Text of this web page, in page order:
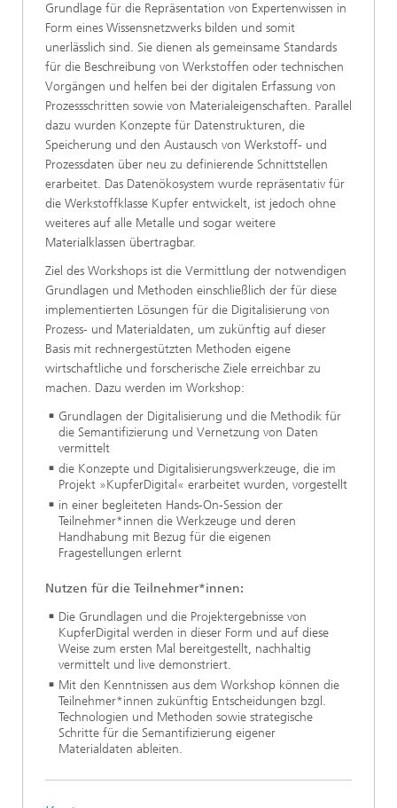
Grundlage für die Repräsentation von Expertenwissen in
Form eines Wissensnetzwerks bilden und somit
unerlässlich sind. Sie dienen als gemeinsame Standards
für die Beschreibung von Werkstoffen oder technischen
Vorgängen und helfen bei der digitalen Erfassung von
Prozessschritten sowie von Materialeigenschaften. Parallel
dazu wurden Konzepte für Datenstrukturen, die
Speicherung und den Austausch von Werkstoff- und
Prozessdaten über neu zu definierende Schnittstellen
erarbeitet. Das Datenökosystem wurde repräsentativ für
die Werkstoffklasse Kupfer entwickelt, ist jedoch ohne
weiteres auf alle Metalle und sogar weitere
Materialklassen übertragbar.
Ziel des Workshops ist die Vermittlung der notwendigen
Grundlagen und Methoden einschließlich der für diese
implementierten Lösungen für die Digitalisierung von
Prozess- und Materialdaten, um zukünftig auf dieser
Basis mit rechnergestützten Methoden eigene
wirtschaftliche und forscherische Ziele erreichbar zu
machen. Dazu werden im Workshop:
Grundlagen der Digitalisierung und die Methodik für
die Semantifizierung und Vernetzung von Daten
vermittelt
die Konzepte und Digitalisierungswerkzeuge, die im
Projekt »KupferDigital« erarbeitet wurden, vorgestellt
in einer begleiteten Hands-On-Session der
Teilnehmer*innen die Werkzeuge und deren
Handhabung mit Bezug für die eigenen
Fragestellungen erlernt
Nutzen für die Teilnehmer*innen:
Die Grundlagen und die Projektergebnisse von
KupferDigital werden in dieser Form und auf diese
Weise zum ersten Mal bereitgestellt, nachhaltig
vermittelt und live demonstriert.
Mit den Kenntnissen aus dem Workshop können die
Teilnehmer*innen zukünftig Entscheidungen bzgl.
Technologien und Methoden sowie strategische
Schritte für die Semantifizierung eigener
Materialdaten ableiten.